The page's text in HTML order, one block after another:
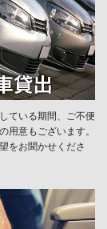
ている期間、ご不便
用意もございます。
をお聞かせくださ